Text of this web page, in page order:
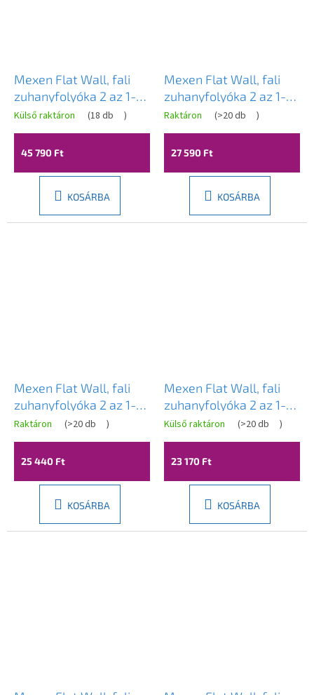
Mexen Flat Wall, fali
zuhanyfolyóka 2 az 1-
ben, 100 cm,
szálcsiszolt grafit,
1E30100
Külső raktáron (18 db )
45 790 Ft
KOSÁRBA
Mexen Flat Wall, fali
zuhanyfolyóka 2 az 1-
ben, 90 cm, fehér,
1230090
Raktáron (>20 db )
27 590 Ft
KOSÁRBA
Mexen Flat Wall, fali
zuhanyfolyóka 2 az 1-
ben, 80 cm, fehér,
1230080
Raktáron (>20 db )
25 440 Ft
KOSÁRBA
Mexen Flat Wall, fali
zuhanyfolyóka 2 az 1-
ben, 70 cm, fehér,
1230070
Külső raktáron (>20 db )
23 170 Ft
KOSÁRBA